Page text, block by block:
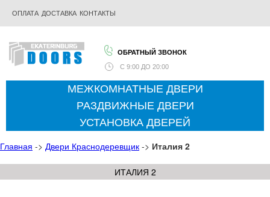
ОПЛАТА ДОСТАВКА КОНТАКТЫ
ОБРАТНЫЙ ЗВОНОК
С 9:00 ДО 20:00
МЕЖКОМНАТНЫЕ ДВЕРИ
РАЗДВИЖНЫЕ ДВЕРИ
УСТАНОВКА ДВЕРЕЙ
Главная -> Двери Краснодеревщик -> Италия 2
ИТАЛИЯ 2